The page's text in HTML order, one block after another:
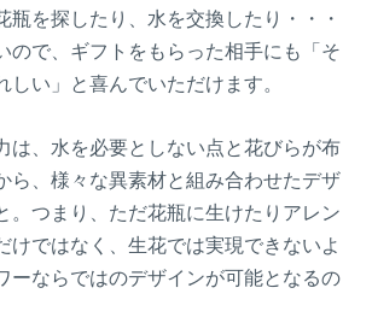
瓶を探したり、水を交換したり・・・
ので、ギフトをもらった相手にも「そ
しい」と喜んでいただけます。
は、水を必要としない点と花びらが布
ら、様々な異素材と組み合わせたデザ
。つまり、ただ花瓶に生けたりアレン
けではなく、生花では実現できないよ
ーならではのデザインが可能となるの